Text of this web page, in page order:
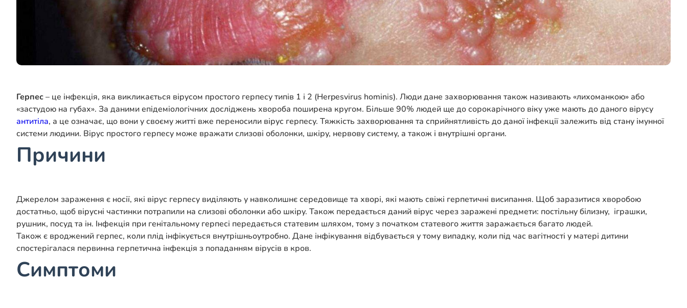
Герпес– це інфекція, яка викликається вірусом простого герпесу типів 1 і 2 (Herpesvirus hominis). Люди дане захворювання також називають «лихоманкою» або
«застудою на губах». За даними епідеміологічних досліджень хвороба поширена кругом. Більше 90% людей ще до сорокарічного віку уже мають до даного вірусу
антитіла, а це означає, що вони у своєму житті вже переносили вірус герпесу. Тяжкість захворювання та сприйнятливість до даної інфекції залежить від стану імунної
системи людини. Вірус простого герпесу може вражати слизові оболонки, шкіру, нервову систему, а також і внутрішні органи.
Причини
Джерелом зараження є носії, які вірус герпесу виділяють у навколишнє середовище та хворі, які мають свіжі герпетичні висипання. Щоб заразитися хворобою
достатньо, щоб вірусні частинки потрапили на слизові оболонки або шкіру. Також передається даний вірус через заражені предмети: постільну білизну, іграшки,
рушник, посуд та ін. Інфекція при генітальному герпесі передається статевим шляхом, тому з початком статевого життя заражається багато людей.
Також є вроджений герпес, коли плід інфікується внутрішньоутробно. Дане інфікування відбувається у тому випадку, коли під час вагітності у матері дитини
спостерігалася первинна герпетична інфекція з попаданням вірусів в кров.
Симптоми